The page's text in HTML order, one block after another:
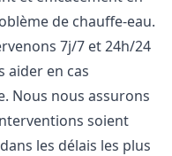
de chauffe-eau.
7j/7 et 24h/24
aider en cas
Nous nous assurons
soient
les délais les plus